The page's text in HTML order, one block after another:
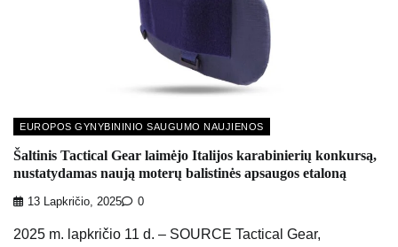
EUROPOS GYNYBININIO SAUGUMO NAUJIENOS
Šaltinis Tactical Gear laimėjo Italijos karabinierių konkursą,
nustatydamas naują moterų balistinės apsaugos etaloną
13 Lapkričio, 2025 0
2025 m. lapkričio 11 d. – SOURCE Tactical Gear,